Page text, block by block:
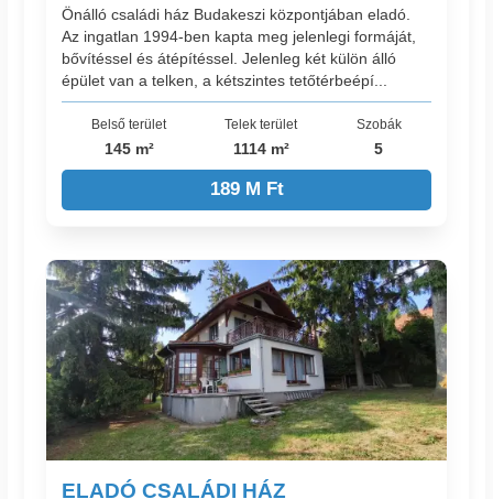
Önálló családi ház Budakeszi központjában eladó.
Az ingatlan 1994-ben kapta meg jelenlegi formáját,
bővítéssel és átépítéssel. Jelenleg két külön álló
épület van a telken, a kétszintes tetőtérbeépí...
Belső terület
145 m²
Telek terület
1114 m²
Szobák
5
189 M Ft
ELADÓ CSALÁDI HÁZ